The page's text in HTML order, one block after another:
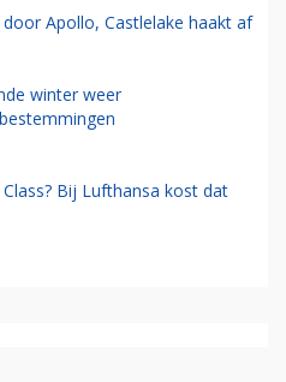
Apollo, Castlelake haakt af
winter weer
Bij Lufthansa kost dat